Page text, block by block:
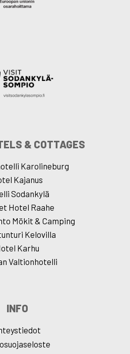
& COTTAGES
Karolineburg
Kajanus
Sodankylä
Hotel Raahe
Mökit & Camping
Kelovilla
Karhu
Valtionhotelli
INFO